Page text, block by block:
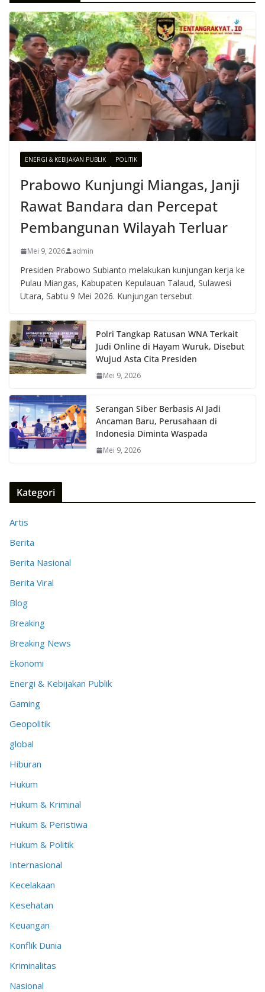
ENERGI & KEBIJAKAN PUBLIK POLITIK
Prabowo Kunjungi Miangas, Janji
Rawat Bandara dan Percepat
Pembangunan Wilayah Terluar
Mei 9, 2026 admin
Presiden Prabowo Subianto melakukan kunjungan kerja ke
Pulau Miangas, Kabupaten Kepulauan Talaud, Sulawesi
Utara, Sabtu 9 Mei 2026. Kunjungan tersebut
Polri Tangkap Ratusan WNA Terkait
Judi Online di Hayam Wuruk, Disebut
Wujud Asta Cita Presiden
Mei 9, 2026
Serangan Siber Berbasis AI Jadi
Ancaman Baru, Perusahaan di
Indonesia Diminta Waspada
Mei 9, 2026
Kategori
Artis
Berita
Berita Nasional
Berita Viral
Blog
Breaking
Breaking News
Ekonomi
Energi & Kebijakan Publik
Gaming
Geopolitik
global
Hiburan
Hukum
Hukum & Kriminal
Hukum & Peristiwa
Hukum & Politik
Internasional
Kecelakaan
Kesehatan
Keuangan
Konflik Dunia
Kriminalitas
Nasional